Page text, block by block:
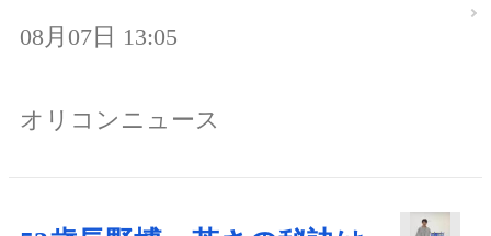
08月07日 13:05
オリコンニュース